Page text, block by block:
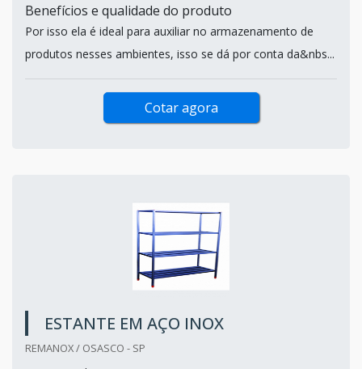
Benefícios e qualidade do produto
Por isso ela é ideal para auxiliar no armazenamento de
produtos nesses ambientes, isso se dá por conta da&nbs...
Cotar agora
ESTANTE EM AÇO INOX
REMANOX / OSASCO - SP